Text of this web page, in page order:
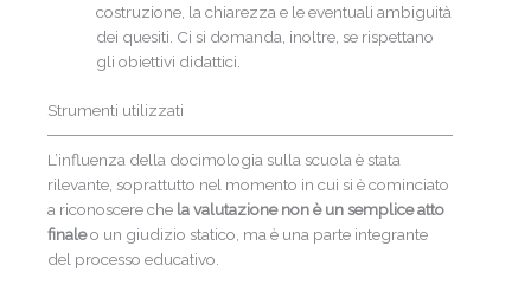
costruzione, la chiarezza e le eventuali ambiguità
dei quesiti. Ci si domanda, inoltre, se rispettano
gli obiettivi didattici.
Strumenti utilizzati
L’influenza della docimologia sulla scuola è stata
rilevante, soprattutto nel momento in cui si è cominciato
a riconoscere che la valutazione non è un semplice atto
finaleo un giudizio statico, ma è una parte integrante
del processo educativo.